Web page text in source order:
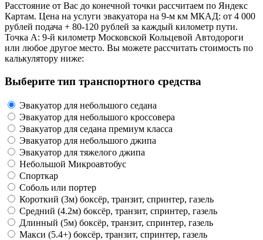
Расстояние от Вас до конечной точки рассчитаем по Яндекс
Картам. Цена на услуги эвакуатора на 9-м км МКАД: от 4 000
рублей подача + 80-120 рублей за каждый километр пути.
Точка А: 9-й километр Московской Кольцевой Автодороги
или любое другое место. Вы можете рассчитать стоимость по
калькулятору ниже:
Выберите тип транспортного средства
Эвакуатор для небольшого седана
Эвакуатор для небольшого кроссовера
Эвакуатор для седана премиум класса
Эвакуатор для небольшого джипа
Эвакуатор для тяжелого джипа
Небольшой Микроавтобус
Спорткар
Соболь или портер
Короткий (3м) боксёр, транзит, спринтер, газель
Средний (4.2м) боксёр, транзит, спринтер, газель
Длинный (5м) боксёр, транзит, спринтер, газель
Макси (5.4+) боксёр, транзит, спринтер, газель